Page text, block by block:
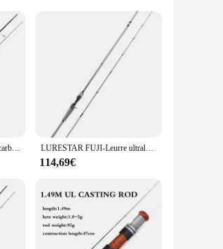
and lightweight construction
drag system ensures a
from deep-sea fishing to
reel and rod means that you
it a popular choice among vendors
LURESTAR-Leurre Fuji en carbone pour la pêche en eau douce et salée, 2 spam, 1.98m LURESTAR FUJI-Leurre ultraléger à haute teneur en carbone pour la pêche au bar, matériel de filature, ML/M/laissée, 2,04 m, fecm, guide le plus récent
114,69€